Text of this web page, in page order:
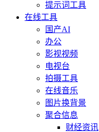
提示词工具
在线工具
国产AI
办公
影视视频
电视台
拍摄工具
在线音乐
图片换背景
聚合信息
财经资讯